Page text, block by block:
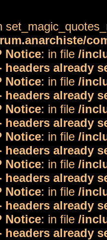
Notice: in file /
already
Notice: in file /
already
Notice: in file /
already
Notice: in file /
already
Notice: in file /
already
Notice: in file /
already
Notice: in file /
already